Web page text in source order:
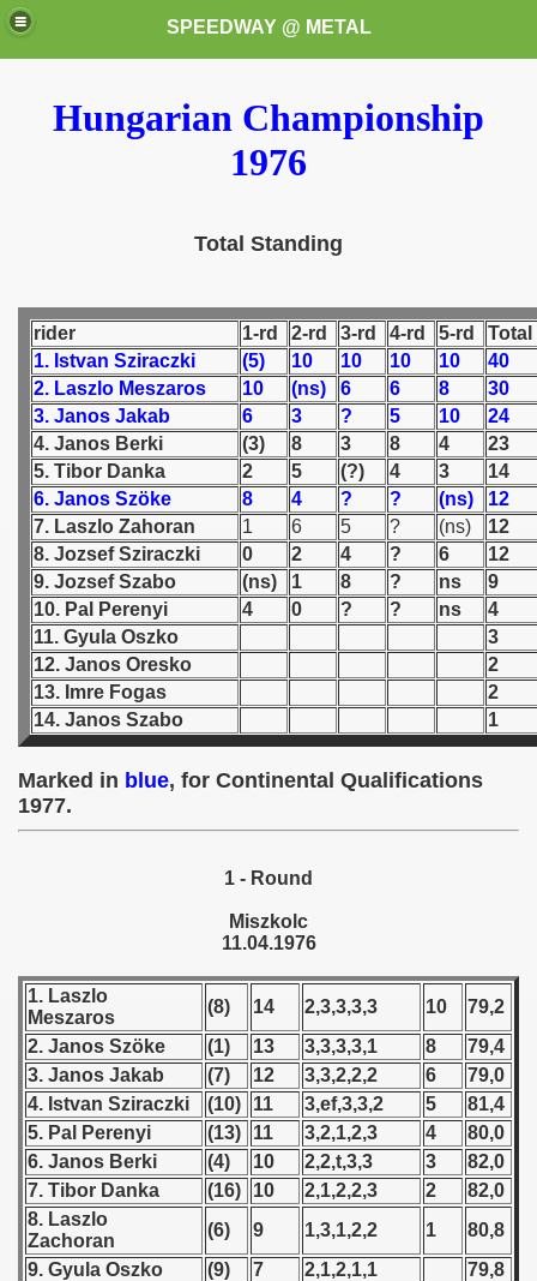
SPEEDWAY @ METAL
Hungarian Championship
1976
Total Standing
rider 1-rd 2-rd 3-rd 4-rd 5-rd
Total
1. Istvan Sziraczki
(5) 10 10 10 10
40
2. Laszlo Meszaros
10 (ns) 6 6 8
30
3. Janos Jakab
6 3 ? 5 10
24
4. Janos Berki
(3) 8 3 8 4
23
5. Tibor Danka
2 5 (?) 4 3
14
6. Janos Szöke
8 4 ? ? (ns)
12
7. Laszlo Zahoran
1 6 5 ? (ns)
12
8. Jozsef Sziraczki
0 2 4 ? 6
12
9. Jozsef Szabo
(ns) 1 8 ? ns
9
10. Pal Perenyi
4 0 ? ? ns
4
11. Gyula Oszko
3
12. Janos Oresko
2
13. Imre Fogas
2
14. Janos Szabo
1
Marked in blue, for Continental Qualifications
1977.
1 - Round
Miszkolc
11.04.1976
1. Laszlo
Meszaros
(8) 14 2,3,3,3,3 10
79,2
2. Janos Szöke
(1) 13 3,3,3,3,1 8
79,4
3. Janos Jakab
(7) 12 3,3,2,2,2 6
79,0
4. Istvan Sziraczki
(10) 11 3,ef,3,3,2 5
81,4
5. Pal Perenyi
(13) 11 3,2,1,2,3 4
80,0
6. Janos Berki
(4) 10 2,2,t,3,3 3
82,0
7. Tibor Danka
(16) 10 2,1,2,2,3 2
82,0
8. Laszlo
Zachoran
(6) 9 1,3,1,2,2 1
80,8
9. Gyula Oszko
(9) 7 2,1,2,1,1
79,8
(My speedway programmes to exchange or sale)
Świata (World Speedway Championship)
- 1953
- 1954
- 1955
- 1956
- 1957
- 1958